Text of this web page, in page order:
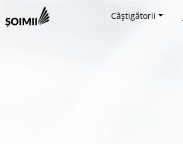
Câștigătorii